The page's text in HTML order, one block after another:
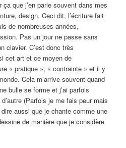
ça que j’en parle souvent dans mes
design. Ceci dit, l’écriture fait
de nombreuses années,
Pas un jour ne passe sans
clavier. C’est donc très
cet art et ce moyen de
« pratique », « contrainte » et il y
Cela m’arrive souvent quand
bulle se forme et j’ai parfois
d’autre (Parfois je me fais peur mais
aussi que je chante comme une
de manière que je considère